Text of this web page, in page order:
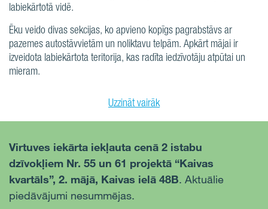
labiekārtotā vidē.
Ēku veido divas sekcijas, ko apvieno kopīgs pagrabstāvs ar
pazemes autostāvvietām un noliktavu telpām. Apkārt mājai ir
izveidota labiekārtota teritorija, kas radīta iedzīvotāju atpūtai un
mieram.
Uzzināt vairāk
Virtuves iekārta iekļauta cenā 2 istabu
dzīvokļiem Nr. 55 un 61 projektā “Kaivas
kvartāls”, 2. mājā, Kaivas ielā 48B. Aktuālie
piedāvājumi nesummējas.